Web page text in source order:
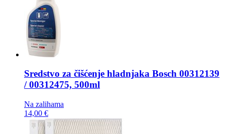
Sredstvo za čišćenje hladnjaka Bosch 00312139
/ 00312475, 500ml
Na zalihama
14,00 €